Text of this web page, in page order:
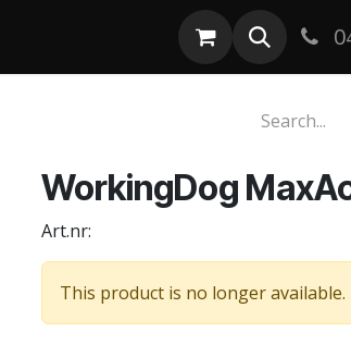
0
WorkingDog
Art.nr:
This product is no longer available.